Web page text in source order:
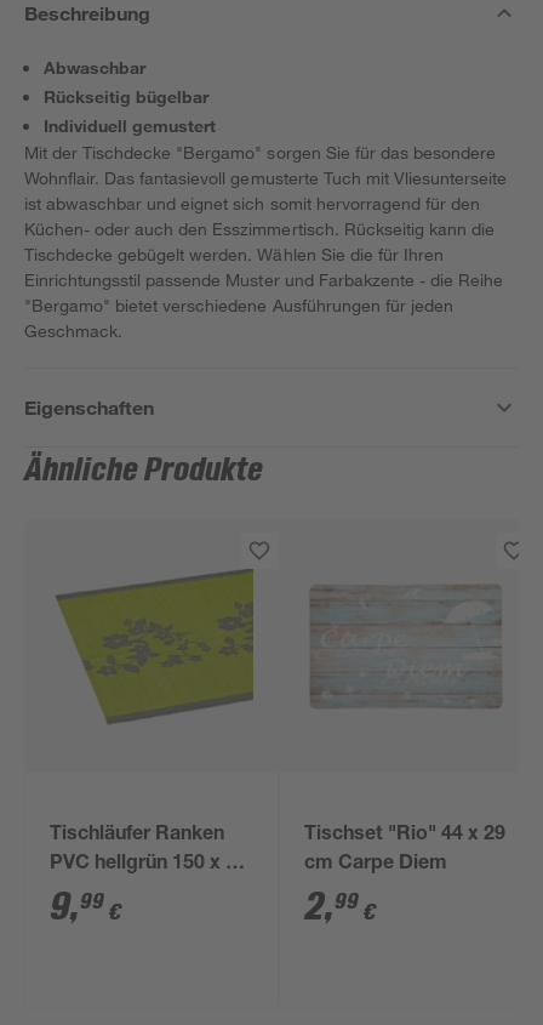
Beschreibung
Abwaschbar
Rückseitig bügelbar
Individuell gemustert
Mit der Tischdecke "Bergamo" sorgen Sie für das besondere
Wohnflair. Das fantasievoll gemusterte Tuch mit Vliesunterseite
ist abwaschbar und eignet sich somit hervorragend für den
Küchen- oder auch den Esszimmertisch. Rückseitig kann die
Tischdecke gebügelt werden. Wählen Sie die für Ihren
Einrichtungsstil passende Muster und Farbakzente - die Reihe
"Bergamo" bietet verschiedene Ausführungen für jeden
Geschmack.
Eigenschaften
Ähnliche Produkte
Tischläufer Ranken
PVC hellgrün 150 x 40
cm
9,99 €
Tischset "Rio" 44 x 29
cm Carpe Diem
2,99 €